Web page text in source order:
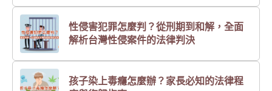
性侵害犯罪怎麼判？從刑期到和解，全面
解析台灣性侵案件的法律判決
孩子染上毒癮怎麼辦？家長必知的法律程